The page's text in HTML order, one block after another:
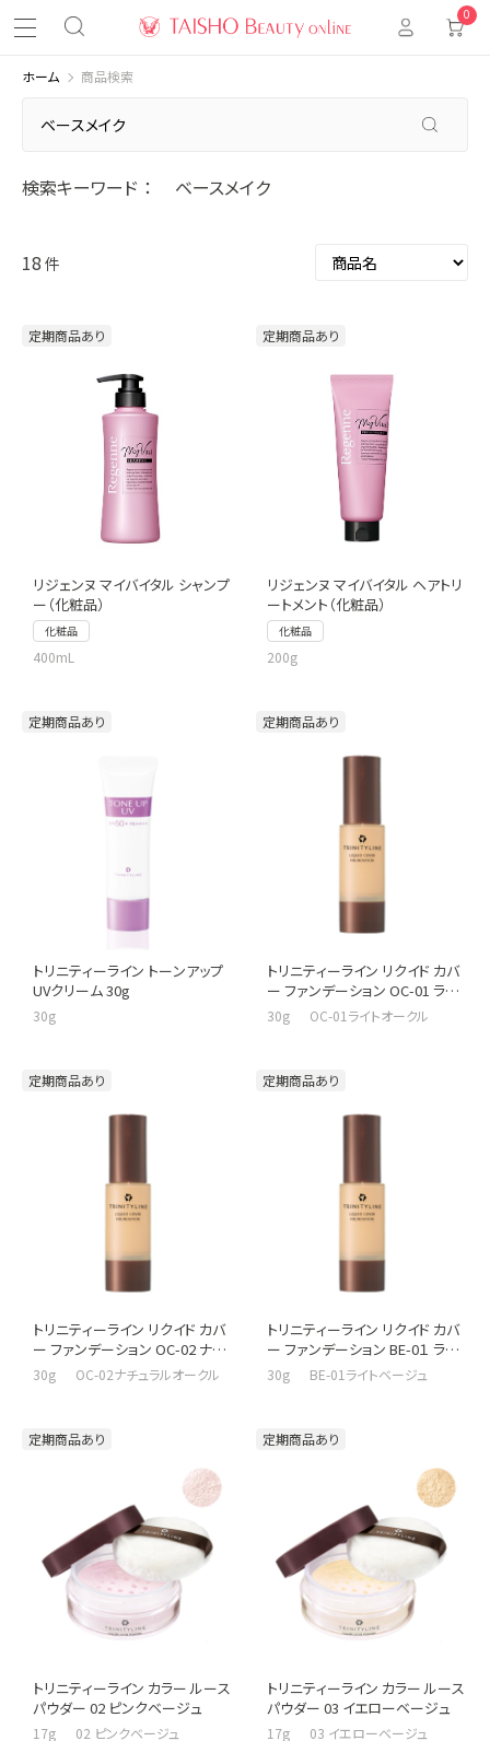
0
ホーム 商品検索
検索キーワード ベースメイク
18 件
定期商品あり
リジェンヌ マイバイタル シャンプ
ー（化粧品）
化粧品
400mL
定期商品あり
リジェンヌ マイバイタル ヘアトリ
ートメント（化粧品）
化粧品
200g
定期商品あり
トリニティーライン トーンアップ
UVクリーム 30g
30g
定期商品あり
トリニティーライン リクイド カバ
ー ファンデーション OC-01 ライト
オークル
30g OC-01ライトオークル
定期商品あり
トリニティーライン リクイド カバ
ー ファンデーション OC-02 ナチ
ュラルオークル
30g OC-02ナチュラルオークル
定期商品あり
トリニティーライン リクイド カバ
ー ファンデーション BE-0１ ライト
ベージュ
30g BE-01ライトベージュ
定期商品あり
トリニティーライン カラー ルース
パウダー 02 ピンクベージュ
17g 02 ピンクベージュ
定期商品あり
トリニティーライン カラー ルース
パウダー 03 イエローベージュ
17g 03 イエローベージュ